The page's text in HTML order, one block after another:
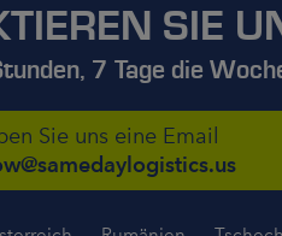
SIE
7 Tage die
Sie uns eine Email